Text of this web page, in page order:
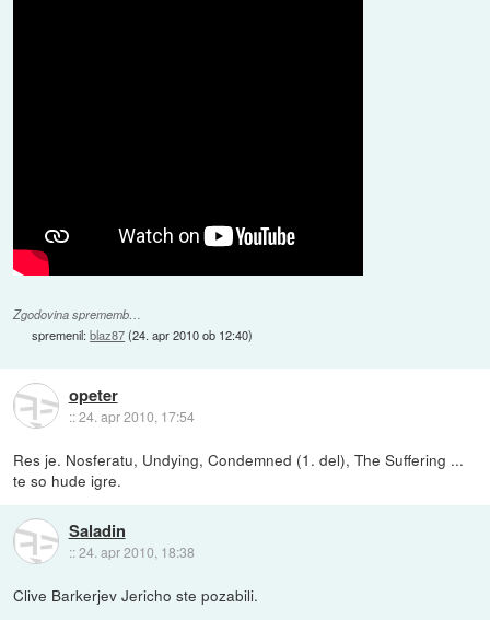
Zgodovina sprememb…
spremenil:blaz87(24. apr 2010 ob 12:40)
opeter
::24. apr 2010, 17:54
Res je. Nosferatu, Undying, Condemned (1. del), The Suffering ...
te so hude igre.
Saladin
::24. apr 2010, 18:38
Clive Barkerjev Jericho ste pozabili.